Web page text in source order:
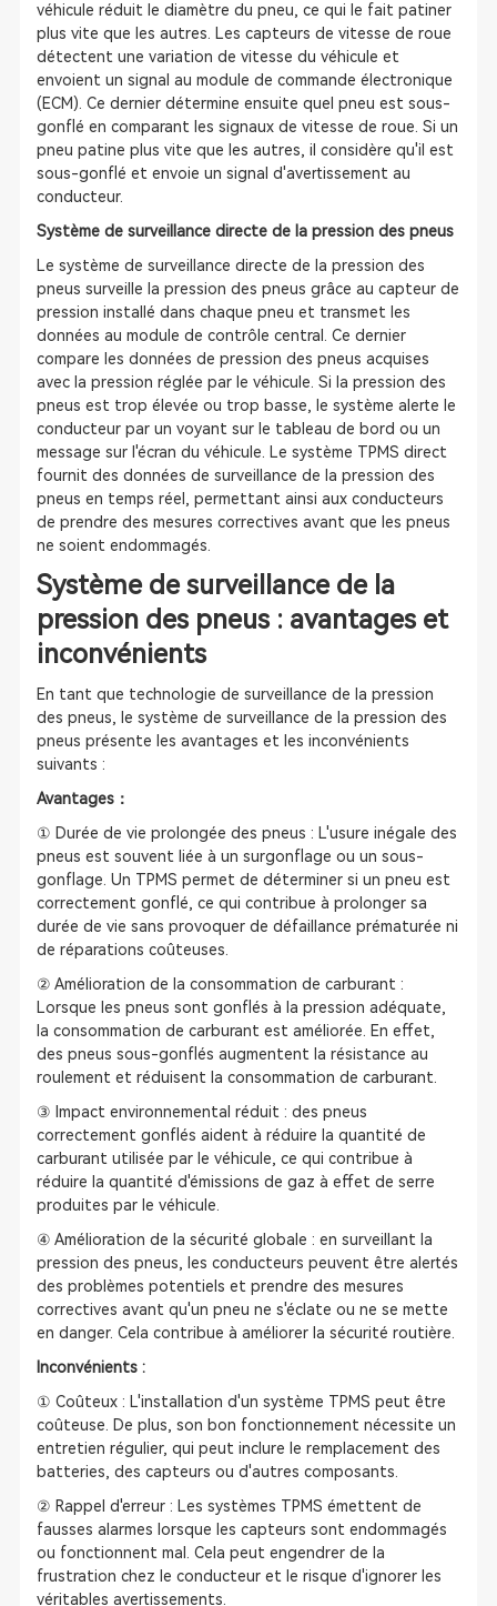
véhicule réduit le diamètre du pneu, ce qui le fait patiner
plus vite que les autres. Les capteurs de vitesse de roue
détectent une variation de vitesse du véhicule et
envoient un signal au module de commande électronique
(ECM). Ce dernier détermine ensuite quel pneu est sous-
gonflé en comparant les signaux de vitesse de roue. Si un
pneu patine plus vite que les autres, il considère qu'il est
sous-gonflé et envoie un signal d'avertissement au
conducteur.
Système de surveillance directe de la pression des pneus
Le système de surveillance directe de la pression des
pneus surveille la pression des pneus grâce au capteur de
pression installé dans chaque pneu et transmet les
données au module de contrôle central. Ce dernier
compare les données de pression des pneus acquises
avec la pression réglée par le véhicule. Si la pression des
pneus est trop élevée ou trop basse, le système alerte le
conducteur par un voyant sur le tableau de bord ou un
message sur l'écran du véhicule. Le système TPMS direct
fournit des données de surveillance de la pression des
pneus en temps réel, permettant ainsi aux conducteurs
de prendre des mesures correctives avant que les pneus
ne soient endommagés.
Système de surveillance de la
pression des pneus : avantages et
inconvénients
En tant que technologie de surveillance de la pression
des pneus, le système de surveillance de la pression des
pneus présente les avantages et les inconvénients
suivants :
Avantages：
① Durée de vie prolongée des pneus : L'usure inégale des
pneus est souvent liée à un surgonflage ou un sous-
gonflage. Un TPMS permet de déterminer si un pneu est
correctement gonflé, ce qui contribue à prolonger sa
durée de vie sans provoquer de défaillance prématurée ni
de réparations coûteuses.
② Amélioration de la consommation de carburant :
Lorsque les pneus sont gonflés à la pression adéquate,
la consommation de carburant est améliorée. En effet,
des pneus sous-gonflés augmentent la résistance au
roulement et réduisent la consommation de carburant.
③ Impact environnemental réduit : des pneus
correctement gonflés aident à réduire la quantité de
carburant utilisée par le véhicule, ce qui contribue à
réduire la quantité d'émissions de gaz à effet de serre
produites par le véhicule.
④ Amélioration de la sécurité globale : en surveillant la
pression des pneus, les conducteurs peuvent être alertés
des problèmes potentiels et prendre des mesures
correctives avant qu'un pneu ne s'éclate ou ne se mette
en danger. Cela contribue à améliorer la sécurité routière.
Inconvénients :
① Coûteux : L'installation d'un système TPMS peut être
coûteuse. De plus, son bon fonctionnement nécessite un
entretien régulier, qui peut inclure le remplacement des
batteries, des capteurs ou d'autres composants.
② Rappel d'erreur : Les systèmes TPMS émettent de
fausses alarmes lorsque les capteurs sont endommagés
ou fonctionnent mal. Cela peut engendrer de la
frustration chez le conducteur et le risque d'ignorer les
véritables avertissements.